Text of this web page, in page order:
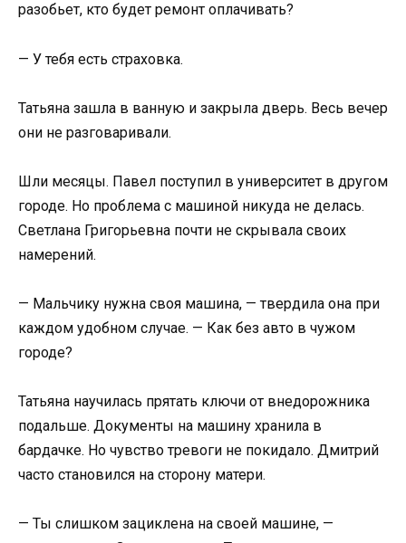
разобьет, кто будет ремонт оплачивать?
— У тебя есть страховка.
Татьяна зашла в ванную и закрыла дверь. Весь вечер
они не разговаривали.
Шли месяцы. Павел поступил в университет в другом
городе. Но проблема с машиной никуда не делась.
Светлана Григорьевна почти не скрывала своих
намерений.
— Мальчику нужна своя машина, — твердила она при
каждом удобном случае. — Как без авто в чужом
городе?
Татьяна научилась прятать ключи от внедорожника
подальше. Документы на машину хранила в
бардачке. Но чувство тревоги не покидало. Дмитрий
часто становился на сторону матери.
— Ты слишком зациклена на своей машине, —